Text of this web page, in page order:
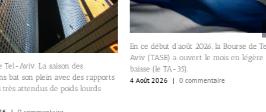
Tel-Aviv. La saison des
bat son plein avec des rapports
très attendus de poids lourds
En ce début d’août 2026, la Bourse de
Aviv (TASE) a ouvert le mois en légère
baisse (le TA-35).
4 Août 2026 | 0 commentaire